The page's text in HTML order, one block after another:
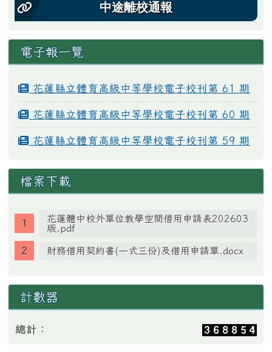
中途離校通報
電子報一覽
花蓮縣立體育高級中等學校電子校刊第 61 期
花蓮縣立體育高級中等學校電子校刊第 60 期
花蓮縣立體育高級中等學校電子校刊第 59 期
檔案下載
花蓮體中校外單位教學空間借用申請表202603
版.pdf
財務借用契約書(一式三份)及借用申請單.docx
計數器
總計：